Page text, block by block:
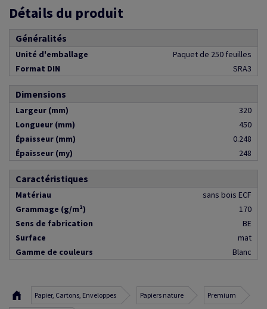
Détails du produit
Généralités
Unité d'emballage
Paquet de 250 feuilles
Format DIN
SRA3
Dimensions
Largeur (mm)
320
Longueur (mm)
450
Épaisseur (mm)
0.248
Épaisseur (my)
248
Caractéristiques
Matériau
sans bois ECF
Grammage (g/m²)
170
Sens de fabrication
BE
Surface
mat
Gamme de couleurs
Blanc
Papier, Cartons, Enveloppes Papiers nature Premium